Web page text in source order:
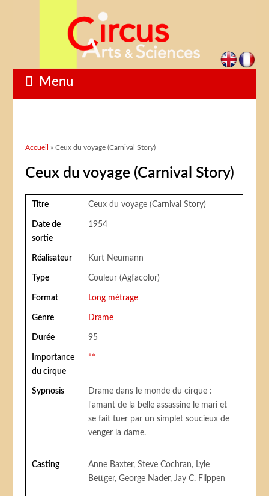
Menu
Vous êtes ici
Accueil » Ceux du voyage (Carnival Story)
Ceux du voyage (Carnival Story)
Titre Ceux du voyage (Carnival Story)
Date de
sortie
1954
Réalisateur Kurt Neumann
Type Couleur (Agfacolor)
Format Long métrage
Genre Drame
Durée 95
Importance
du cirque
**
Sypnosis
Drame dans le monde du cirque :
l'amant de la belle assassine le mari et
se fait tuer par un simplet soucieux de
venger la dame.
Casting
Anne Baxter, Steve Cochran, Lyle
Bettger, George Nader, Jay C. Flippen